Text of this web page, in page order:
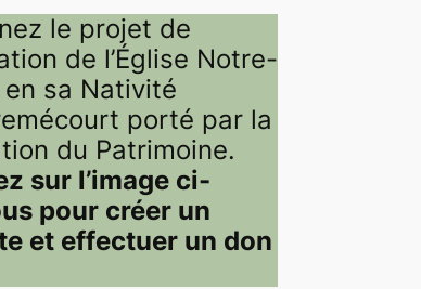
le projet de
de l’Église Notre-
en sa Nativité
porté par la
du Patrimoine.
sur l’image ci-
pour créer un
et effectuer un don